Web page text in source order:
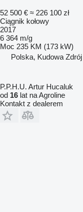
52 500 € ≈ 226 100 zł
Ciągnik kołowy
2017
6 364 m/g
Moc 235 KM (173 kW)
Polska, Kudowa Zdrój
P.P.H.U. Artur Hucaluk
od 16 lat na Agroline
Kontakt z dealerem